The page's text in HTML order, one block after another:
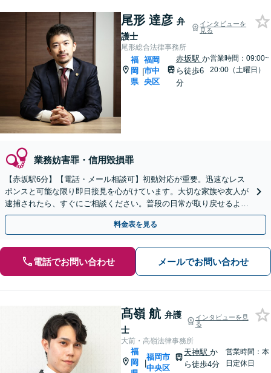
尾形 達彦 弁
護士
インタビューを
見る
尾形総合法律事務所
福
岡
県
|
福岡
市中
央区
赤坂駅 か
ら徒歩6
分
営業時間：09:00~
20:00（土曜日）
業務妨害罪・信用毀損罪
【赤坂駅6分】【電話・メール相談可】初動対応が重要。迅速なレス
ポンスと可能な限り即日接見を心がけています。大切な家族や友人が
逮捕されたら、すぐにご相談ください。普段の日常が取り戻せるよう
尽力します。【休日・夜間面談可】
料金表を見る
電話でお問い合わせ メールでお問い合わせ
髙嶺 航 弁護
士
インタビューを見
る
大前・高嶺法律事務所
福
岡
|
福岡市
中央区
天神駅 か
ら徒歩4分
営業時間：本
日定休日